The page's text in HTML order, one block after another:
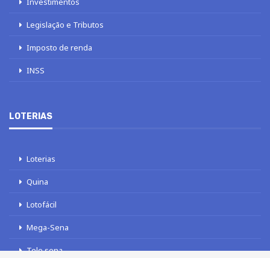
Legislação e Tributos
Imposto de renda
INSS
LOTERIAS
Loterias
Quina
Lotofácil
Mega-Sena
Tele sena